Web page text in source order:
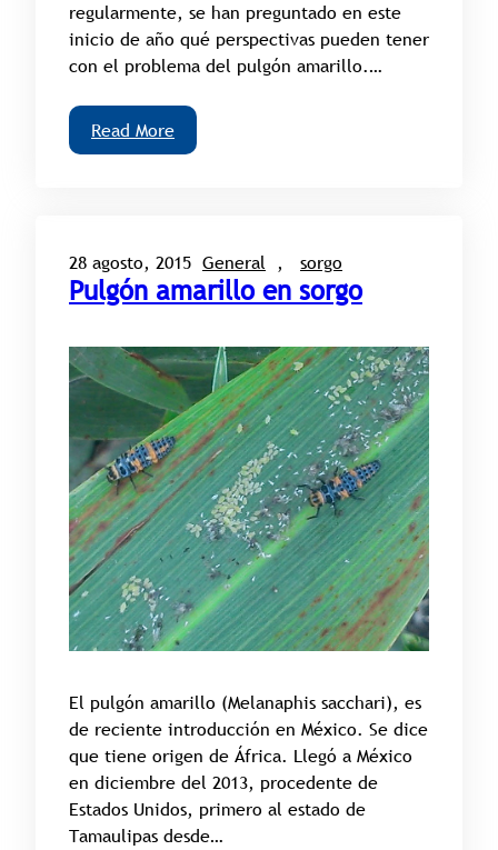
regularmente, se han preguntado en este
inicio de año qué perspectivas pueden tener
con el problema del pulgón amarillo.…
Read More
28 agosto, 2015 General , sorgo
Pulgón amarillo en sorgo
El pulgón amarillo (Melanaphis sacchari), es
de reciente introducción en México. Se dice
que tiene origen de África. Llegó a México
en diciembre del 2013, procedente de
Estados Unidos, primero al estado de
Tamaulipas desde…